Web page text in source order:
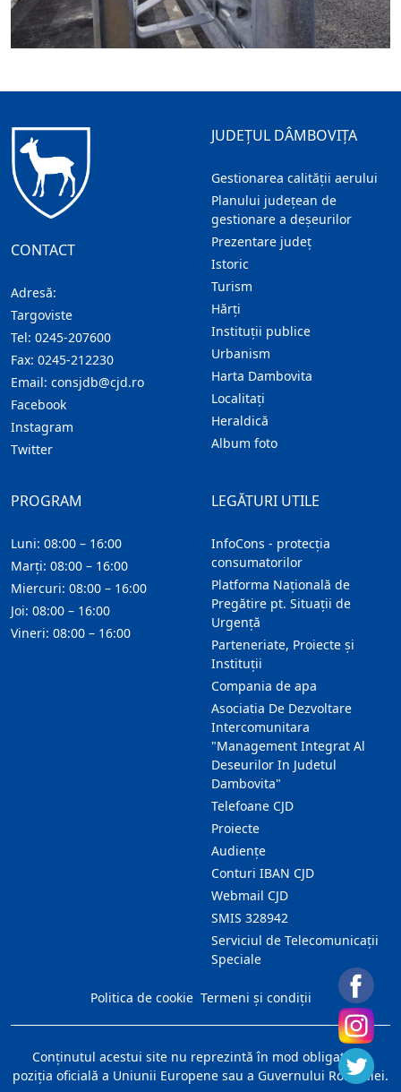
CONTACT
Adresă:
Targoviste
Tel: 0245-207600
Fax: 0245-212230
Email: consjdb@cjd.ro
Facebook
Instagram
Twitter
JUDEȚUL DÂMBOVIȚA
Gestionarea calității aerului
Planului județean de
gestionare a deșeurilor
Prezentare judeţ
Istoric
Turism
Hărţi
Instituţii publice
Urbanism
Harta Dambovita
Localitaţi
Heraldică
Album foto
LEGĂTURI UTILE
InfoCons - protecția
consumatorilor
Platforma Națională de
Pregătire pt. Situații de
Urgență
Parteneriate, Proiecte și
Instituții
Compania de apa
Asociatia De Dezvoltare
Intercomunitara
"Management Integrat Al
Deseurilor In Judetul
Dambovita"
Telefoane CJD
Proiecte
Audienţe
Conturi IBAN CJD
Webmail CJD
SMIS 328942
Serviciul de Telecomunicații
Speciale
PROGRAM
Luni: 08:00 – 16:00
Marți: 08:00 – 16:00
Miercuri: 08:00 – 16:00
Joi: 08:00 – 16:00
Vineri: 08:00 – 16:00
Politica de cookie Termeni și condiții
Conţinutul acestui site nu reprezintă în mod obligatoriu
poziţia oficială a Uniunii Europene sau a Guvernului României.